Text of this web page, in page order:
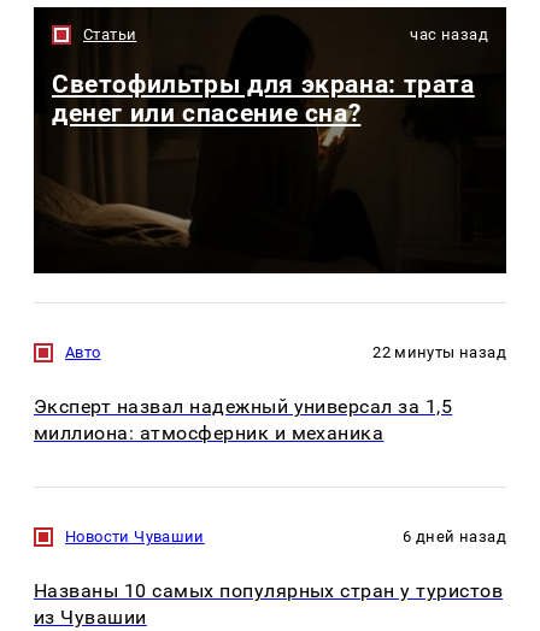
Статьи час назад
Светофильтры для экрана: трата
денег или спасение сна?
Авто 22 минуты назад
Эксперт назвал надежный универсал за 1,5
миллиона: атмосферник и механика
Новости Чувашии 6 дней назад
Названы 10 самых популярных стран у туристов
из Чувашии